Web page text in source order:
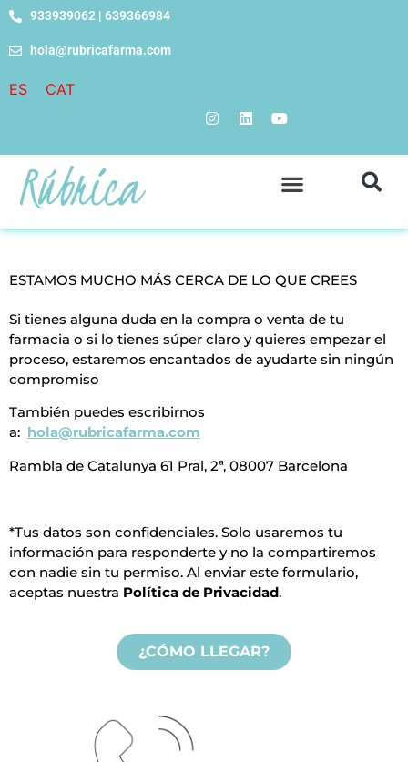
933939062 | 639366984
hola@rubricafarma.com
ES CAT
ESTAMOS MUCHO MÁS CERCA DE LO QUE CREES
Si tienes alguna duda en la compra o venta de tu
farmacia o si lo tienes súper claro y quieres empezar el
proceso, estaremos encantados de ayudarte sin ningún
compromiso
También puedes escribirnos
a: hola@rubricafarma.com
Rambla de Catalunya 61 Pral, 2ª, 08007 Barcelona
*Tus datos son confidenciales. Solo usaremos tu
información para responderte y no la compartiremos
con nadie sin tu permiso. Al enviar este formulario,
aceptas nuestra Política de Privacidad.
¿CÓMO LLEGAR?